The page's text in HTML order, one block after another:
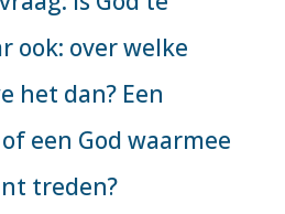
ook: over welke
het dan? Een
een God waarmee
treden?